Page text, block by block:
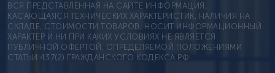
ВСЯ ПРЕДСТАВЛЕННАЯ НА САЙТЕ ИНФОРМАЦИЯ,
КАСАЮЩАЯСЯ ТЕХНИЧЕСКИХ ХАРАКТЕРИСТИК, НАЛИЧИЯ НА
СКЛАДЕ, СТОИМОСТИ ТОВАРОВ, НОСИТ ИНФОРМАЦИОННЫЙ
ХАРАКТЕР И НИ ПРИ КАКИХ УСЛОВИЯХ НЕ ЯВЛЯЕТСЯ
ПУБЛИЧНОЙ ОФЕРТОЙ, ОПРЕДЕЛЯЕМОЙ ПОЛОЖЕНИЯМИ
СТАТЬИ 437(2) ГРАЖДАНСКОГО КОДЕКСА РФ.